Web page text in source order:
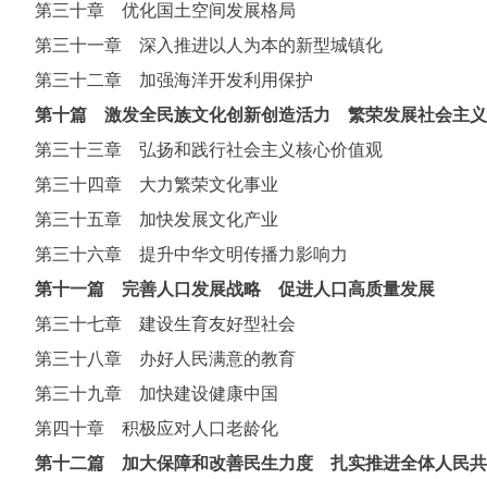
第三十章 优化国土空间发展格局
第三十一章 深入推进以人为本的新型城镇化
第三十二章 加强海洋开发利用保护
第十篇 激发全民族文化创新创造活力 繁荣发展社会主
第三十三章 弘扬和践行社会主义核心价值观
第三十四章 大力繁荣文化事业
第三十五章 加快发展文化产业
第三十六章 提升中华文明传播力影响力
第十一篇 完善人口发展战略 促进人口高质量发展
第三十七章 建设生育友好型社会
第三十八章 办好人民满意的教育
第三十九章 加快建设健康中国
第四十章 积极应对人口老龄化
第十二篇 加大保障和改善民生力度 扎实推进全体人民